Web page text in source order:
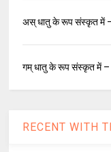
अस् धातु के रूप संस्कृत में
गम् धातु के रूप संस्कृत में
RECENT WITH